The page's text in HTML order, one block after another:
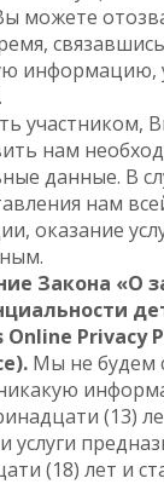
можете
информацию,
участником,
нам
данные. В
нам
оказание
Закона «О
Online Privacy
Мы не будем
(13)
услуги
(18) лет и